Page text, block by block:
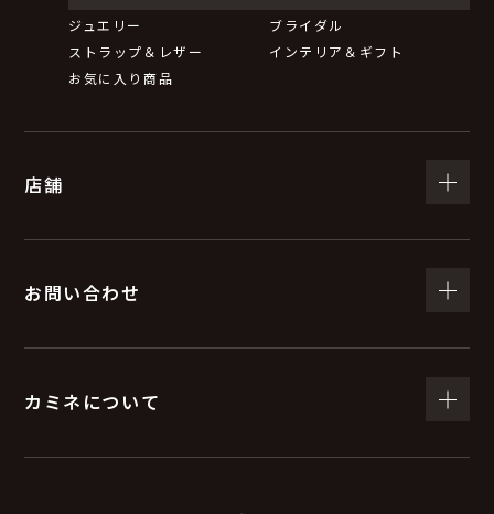
ジュエリー
ブライダル
ストラップ＆レザー
インテリア＆ギフト
お気に入り商品
店舗
お問い合わせ
カミネについて